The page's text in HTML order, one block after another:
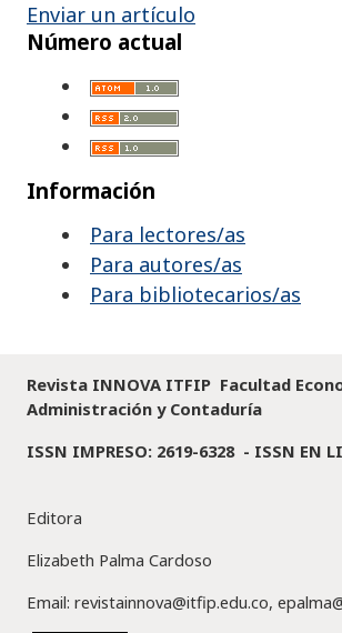
Enviar un artículo
Número actual
Información
Para lectores/as
Para autores/as
Para bibliotecarios/as
Revista INNOVA ITFIP Facultad
Administración y Contaduría
ISSN IMPRESO: 2619-6328 - ISSN EN
Editora
Elizabeth Palma Cardoso
Email: revistainnova@itfip.edu.co,